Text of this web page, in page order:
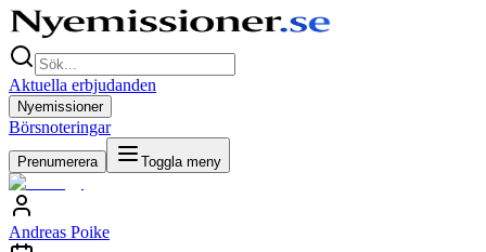
Aktuella erbjudanden
Nyemissioner
Börsnoteringar
Prenumerera Toggla meny
Andreas Poike